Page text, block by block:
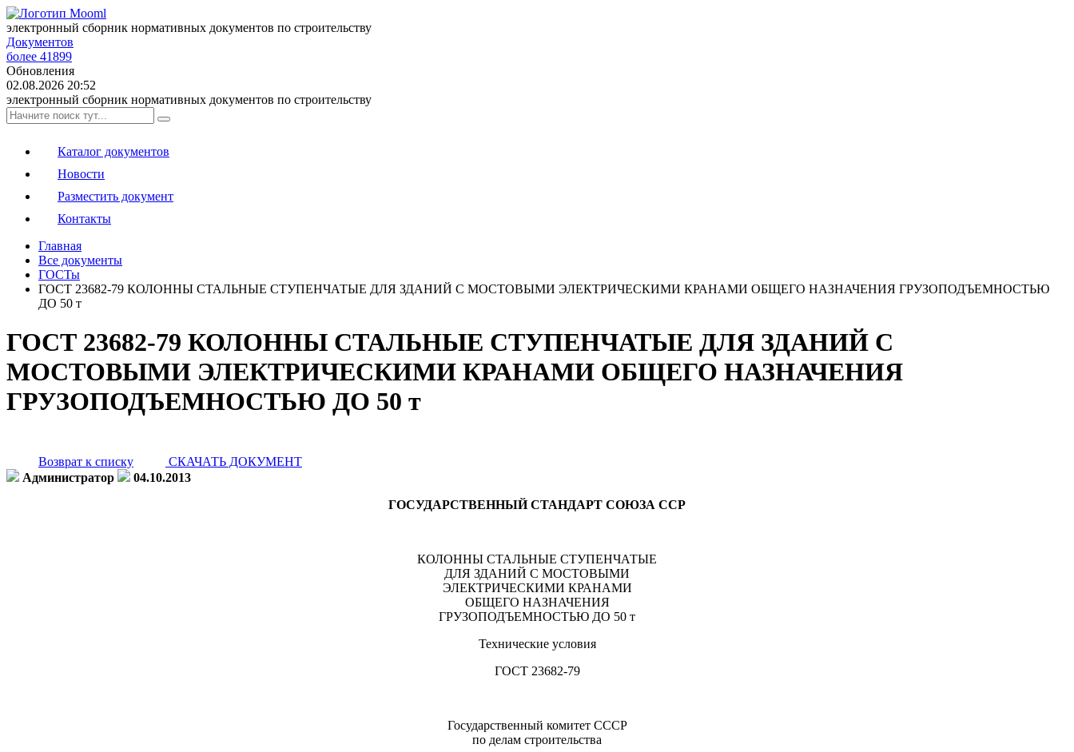
электронный сборник нормативных документов по строительству
Документов
более 41899
Обновления
02.08.2026 20:52
электронный сборник нормативных документов по строительству
Каталог документов
Новости
Разместить документ
Контакты
Главная
Все документы
ГОСТы
ГОСТ 23682-79 КОЛОННЫ СТАЛЬНЫЕ СТУПЕНЧАТЫЕ ДЛЯ ЗДАНИЙ С МОСТОВЫМИ ЭЛЕКТРИЧЕСКИМИ КРАНАМИ ОБЩЕГО НАЗНАЧЕНИЯ ГРУЗОПОДЪЕМНОСТЬЮ
ДО 50 т
ГОСТ 23682-79 КОЛОННЫ СТАЛЬНЫЕ СТУПЕНЧАТЫЕ ДЛЯ ЗДАНИЙ С
МОСТОВЫМИ ЭЛЕКТРИЧЕСКИМИ КРАНАМИ ОБЩЕГО НАЗНАЧЕНИЯ
ГРУЗОПОДЪЕМНОСТЬЮ ДО 50 т
Возврат к списку
СКАЧАТЬ ДОКУМЕНТ
Администратор
04.10.2013
ГОСУДАРСТВЕННЫЙ СТАНДАРТ СОЮЗА ССР
КОЛОННЫ СТАЛЬНЫЕ СТУПЕНЧАТЫЕ
ДЛЯ ЗДАНИЙ С МОСТОВЫМИ
ЭЛЕКТРИЧЕСКИМИ КРАНАМИ
ОБЩЕГО НАЗНАЧЕНИЯ
ГРУЗОПОДЪЕМНОСТЬЮ ДО 50 т
Технические условия
ГОСТ 23682-79
Государственный комитет СССР
по делам строительства